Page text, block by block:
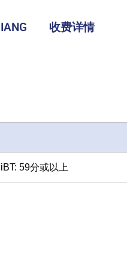
IANG 收费详情
59分或以上